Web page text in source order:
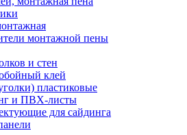
монтажной пены
и стен
клей
пластиковые
и ПВХ-листы
для сайдинга